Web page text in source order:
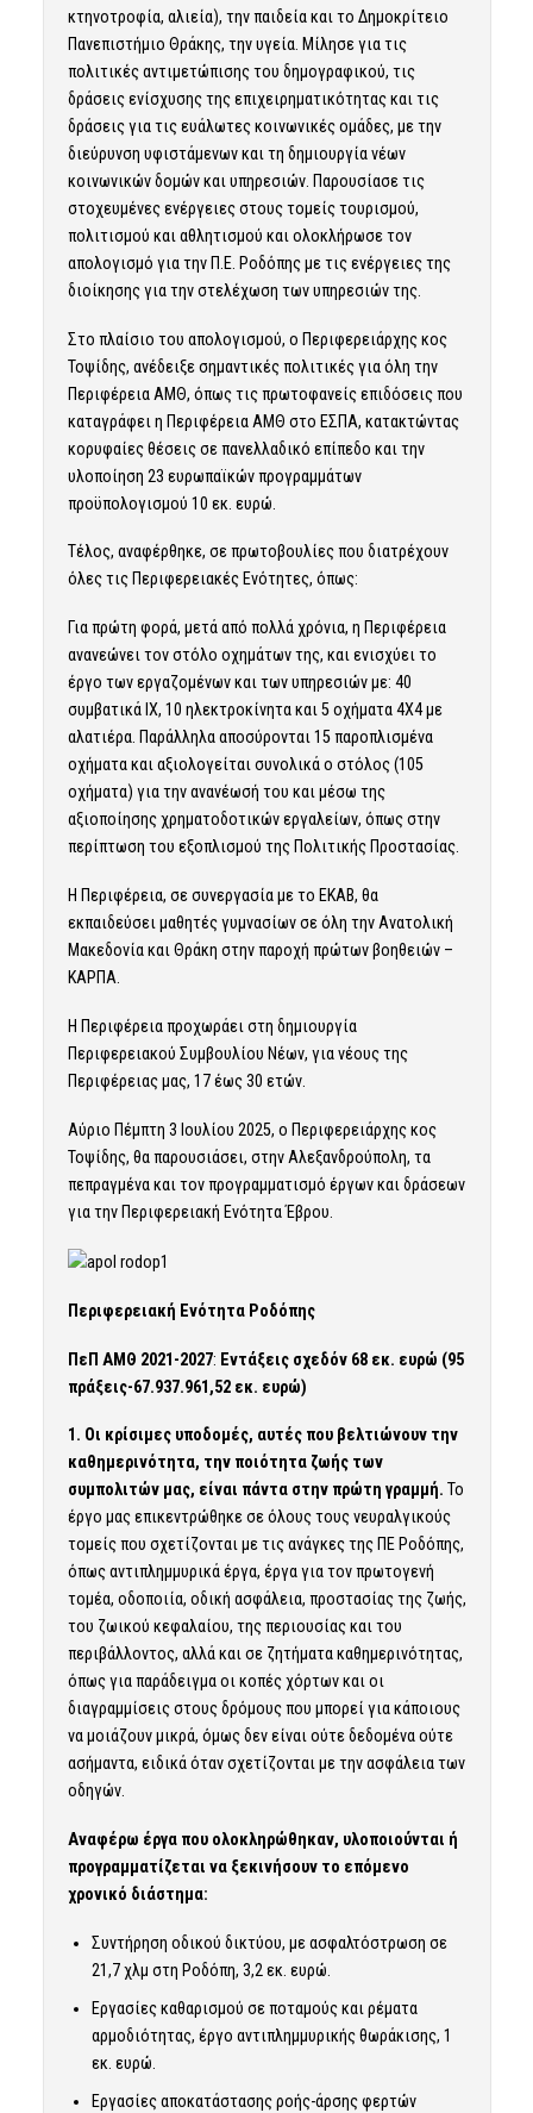
κτηνοτροφία, αλιεία), την παιδεία και το Δημοκρίτειο
Πανεπιστήμιο Θράκης, την υγεία. Μίλησε για τις
πολιτικές αντιμετώπισης του δημογραφικού, τις
δράσεις ενίσχυσης της επιχειρηματικότητας και τις
δράσεις για τις ευάλωτες κοινωνικές ομάδες, με την
διεύρυνση υφιστάμενων και τη δημιουργία νέων
κοινωνικών δομών και υπηρεσιών. Παρουσίασε τις
στοχευμένες ενέργειες στους τομείς τουρισμού,
πολιτισμού και αθλητισμού και ολοκλήρωσε τον
απολογισμό για την Π.Ε. Ροδόπης με τις ενέργειες της
διοίκησης για την στελέχωση των υπηρεσιών της.
Στο πλαίσιο του απολογισμού, ο Περιφερειάρχης κος
Τοψίδης, ανέδειξε σημαντικές πολιτικές για όλη την
Περιφέρεια ΑΜΘ, όπως τις πρωτοφανείς επιδόσεις που
καταγράφει η Περιφέρεια ΑΜΘ στο ΕΣΠΑ, κατακτώντας
κορυφαίες θέσεις σε πανελλαδικό επίπεδο και την
υλοποίηση 23 ευρωπαϊκών προγραμμάτων
προϋπολογισμού 10 εκ. ευρώ.
Τέλος, αναφέρθηκε, σε πρωτοβουλίες που διατρέχουν
όλες τις Περιφερειακές Ενότητες, όπως:
Για πρώτη φορά, μετά από πολλά χρόνια, η Περιφέρεια
ανανεώνει τον στόλο οχημάτων της, και ενισχύει το
έργο των εργαζομένων και των υπηρεσιών με: 40
συμβατικά ΙΧ, 10 ηλεκτροκίνητα και 5 οχήματα 4Χ4 με
αλατιέρα. Παράλληλα αποσύρονται 15 παροπλισμένα
οχήματα και αξιολογείται συνολικά ο στόλος (105
οχήματα) για την ανανέωσή του και μέσω της
αξιοποίησης χρηματοδοτικών εργαλείων, όπως στην
περίπτωση του εξοπλισμού της Πολιτικής Προστασίας.
Η Περιφέρεια, σε συνεργασία με το ΕΚΑΒ, θα
εκπαιδεύσει μαθητές γυμνασίων σε όλη την Ανατολική
Μακεδονία και Θράκη στην παροχή πρώτων βοηθειών –
ΚΑΡΠΑ.
Η Περιφέρεια προχωράει στη δημιουργία
Περιφερειακού Συμβουλίου Νέων, για νέους της
Περιφέρειας μας, 17 έως 30 ετών.
Αύριο Πέμπτη 3 Ιουλίου 2025, ο Περιφερειάρχης κος
Τοψίδης, θα παρουσιάσει, στην Αλεξανδρούπολη, τα
πεπραγμένα και τον προγραμματισμό έργων και δράσεων
για την Περιφερειακή Ενότητα Έβρου.
Περιφερειακή Ενότητα Ροδόπης
ΠεΠ ΑΜΘ 2021-2027: Εντάξεις σχεδόν 68 εκ. ευρώ (95
πράξεις-67.937.961,52 εκ. ευρώ)
1. Οι κρίσιμες υποδομές, αυτές που βελτιώνουν την
καθημερινότητα, την ποιότητα ζωής των
συμπολιτών μας, είναι πάντα στην πρώτη γραμμή. Το
έργο μας επικεντρώθηκε σε όλους τους νευραλγικούς
τομείς που σχετίζονται με τις ανάγκες της ΠΕ Ροδόπης,
όπως αντιπλημμυρικά έργα, έργα για τον πρωτογενή
τομέα, οδοποιία, οδική ασφάλεια, προστασίας της ζωής,
του ζωικού κεφαλαίου, της περιουσίας και του
περιβάλλοντος, αλλά και σε ζητήματα καθημερινότητας,
όπως για παράδειγμα οι κοπές χόρτων και οι
διαγραμμίσεις στους δρόμους που μπορεί για κάποιους
να μοιάζουν μικρά, όμως δεν είναι ούτε δεδομένα ούτε
ασήμαντα, ειδικά όταν σχετίζονται με την ασφάλεια των
οδηγών.
Αναφέρω έργα που ολοκληρώθηκαν, υλοποιούνται ή
προγραμματίζεται να ξεκινήσουν το επόμενο
χρονικό διάστημα:
Συντήρηση οδικού δικτύου, με ασφαλτόστρωση σε
21,7 χλμ στη Ροδόπη, 3,2 εκ. ευρώ.
Εργασίες καθαρισμού σε ποταμούς και ρέματα
αρμοδιότητας, έργο αντιπλημμυρικής θωράκισης, 1
εκ. ευρώ.
Εργασίες αποκατάστασης ροής-άρσης φερτών